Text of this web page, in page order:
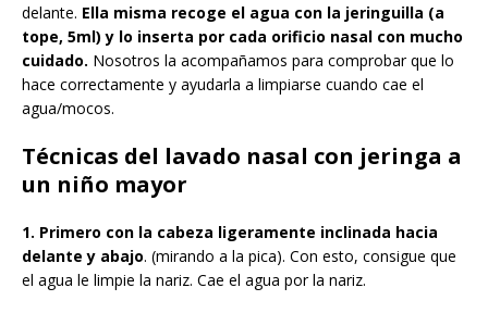
delante. Ella misma recoge el agua con la jeringuilla (a
tope, 5ml) y lo inserta por cada orificio nasal con mucho
cuidado. Nosotros la acompañamos para comprobar que lo
hace correctamente y ayudarla a limpiarse cuando cae el
agua/mocos.
Técnicas del lavado nasal con jeringa a
un niño mayor
1. Primero con la cabeza ligeramente inclinada hacia
delante y abajo. (mirando a la pica). Con esto, consigue que
el agua le limpie la nariz. Cae el agua por la nariz.